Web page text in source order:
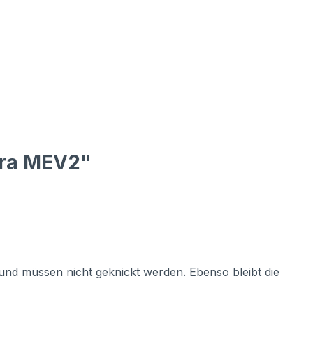
MEV2"
müssen nicht geknickt werden. Ebenso bleibt die